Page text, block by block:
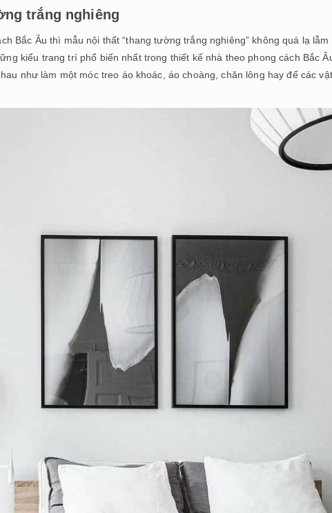
trắng nghiêng
Bắc Âu thì mẫu nội thất “thang tường trắng nghiêng” không quá lạ lẫm
kiểu trang trí phổ biến nhất trong thiết kế nhà theo phong cách Bắc
như làm một móc treo áo khoác, áo choàng, chăn lông hay để các vật